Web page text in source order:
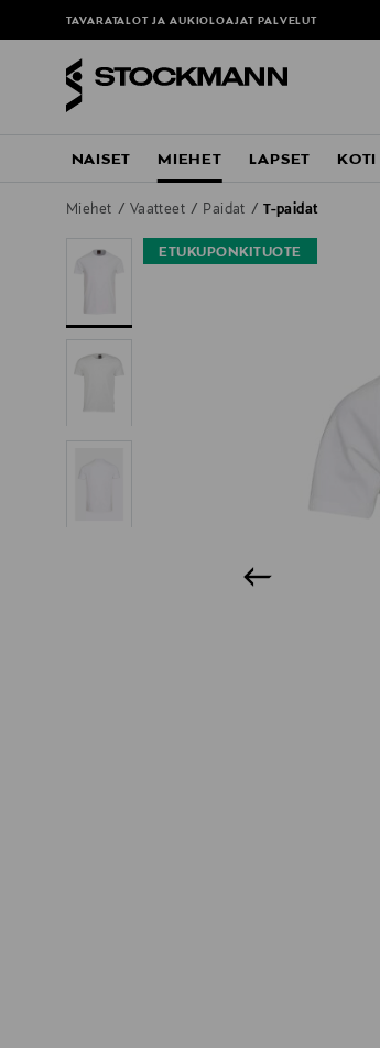
TAVARATALOT JA AUKIOLOAJAT PALVELUT
NAISET MIEHET LAPSET KOTI
Miehet Vaatteet Paidat T-paidat
ETUKUPONKITUOTE